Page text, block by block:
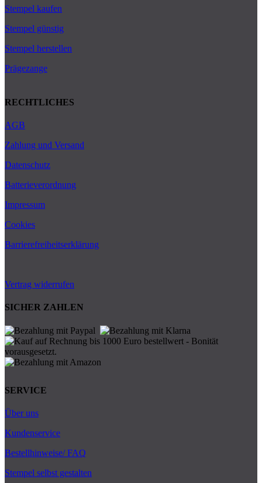
Stempel kaufen
Stempel günstig
Stempel herstellen
Prägezange
RECHTLICHES
AGB
Zahlung und Versand
Datenschutz
Batterieverordnung
Impressum
Cookies
Barrierefreiheitserklärung
Vertrag widerrufen
SICHER ZAHLEN
SERVICE
Über uns
Kundenservice
Bestellhinweise/ FAQ
Stempel selbst gestalten